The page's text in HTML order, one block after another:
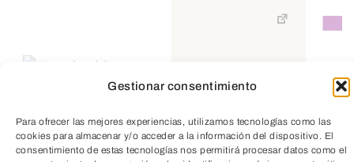
Gestionar consentimiento
Para ofrecer las mejores experiencias, utilizamos tecnologías como las
cookies para almacenar y/o acceder a la información del dispositivo. El
consentimiento de estas tecnologías nos permitirá procesar datos como el